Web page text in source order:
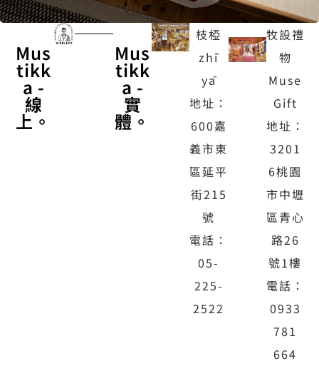
Mus
tikk
a -
線
上。
Mus
tikk
a -
實
體。
枝椏
zhī
yā
地址：
600嘉
義市東
區延平
街215
號
電話：
05-
225-
2522
牧設禮
物
Muse
Gift
地址：
3201
6桃園
市中壢
區青心
路26
號1樓
電話：
0933
781
664